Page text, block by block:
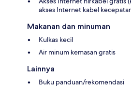
akses Internet kabel
Makanan dan minuman
Kulkas kecil
Air minum kemasan gratis
Lainnya
Buku panduan/rekomendasi